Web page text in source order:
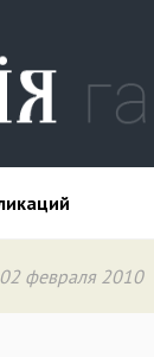
февраля 2010